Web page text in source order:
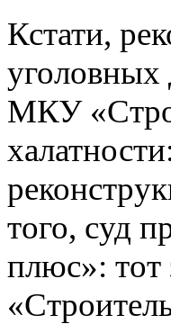
Кстати,
уголовных
МКУ
того, суд
плюс»: